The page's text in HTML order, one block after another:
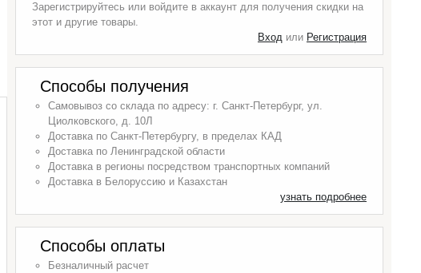
Зарегистрируйтесь или войдите в аккаунт для получения скидки на
этот и другие товары.
Вход или Регистрация
Способы получения
Самовывоз со склада по адресу: г. Санкт-Петербург, ул.
Циолковского, д. 10Л
Доставка по Санкт-Петербургу, в пределах КАД
Доставка по Ленинградской области
Доставка в регионы посредством транспортных компаний
Доставка в Белоруссию и Казахстан
узнать подробнее
Способы оплаты
Безналичный расчет